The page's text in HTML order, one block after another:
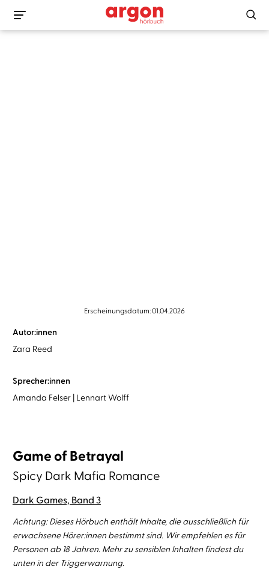
Erscheinungsdatum: 01.04.2026
Autor:innen
Zara Reed
Sprecher:innen
Amanda Felser Lennart Wolff
Game of Betrayal
Spicy Dark Mafia Romance
Dark Games, Band 3
Achtung: Dieses Hörbuch enthält Inhalte, die ausschließlich für
erwachsene Hörer:innen bestimmt sind. Wir empfehlen es für
Personen ab 18 Jahren. Mehr zu sensiblen Inhalten findest du
unten in der Triggerwarnung.